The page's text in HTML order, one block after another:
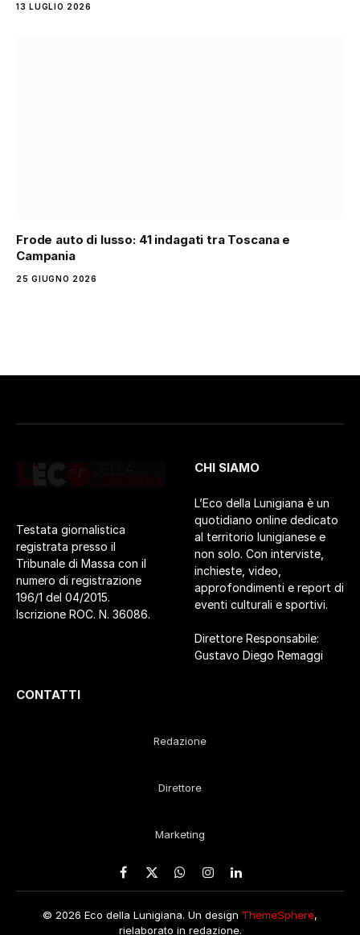
13 LUGLIO 2026
Frode auto di lusso: 41 indagati tra Toscana e
Campania
25 GIUGNO 2026
Testata giornalistica
registrata presso il
Tribunale di Massa con il
numero di registrazione
196/1 del 04/2015.
Iscrizione ROC. N. 36086.
CHI SIAMO
L’Eco della Lunigiana è un
quotidiano online dedicato
al territorio lunigianese e
non solo. Con interviste,
inchieste, video,
approfondimenti e report di
eventi culturali e sportivi.
Direttore Responsabile:
Gustavo Diego Remaggi
CONTATTI
Redazione
Direttore
Marketing
Facebook
X
WhatsApp
Instagram
LinkedIn
© 2026 Eco della Lunigiana. Un design ThemeSphere,
rielaborato in redazione.